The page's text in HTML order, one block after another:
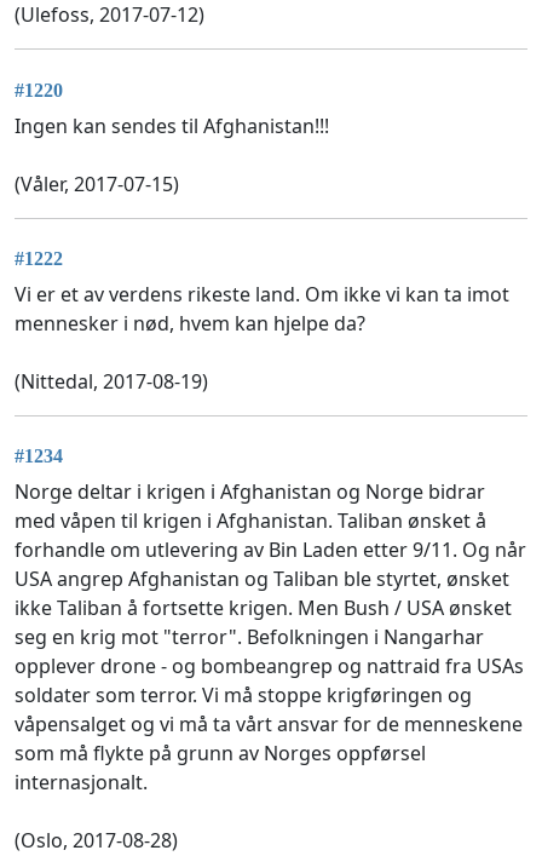
(Ulefoss, 2017-07-12)
#1220
Ingen kan sendes til Afghanistan!!!
(Våler, 2017-07-15)
#1222
Vi er et av verdens rikeste land. Om ikke vi kan ta imot
mennesker i nød, hvem kan hjelpe da?
(Nittedal, 2017-08-19)
#1234
Norge deltar i krigen i Afghanistan og Norge bidrar
med våpen til krigen i Afghanistan. Taliban ønsket å
forhandle om utlevering av Bin Laden etter 9/11. Og når
USA angrep Afghanistan og Taliban ble styrtet, ønsket
ikke Taliban å fortsette krigen. Men Bush / USA ønsket
seg en krig mot "terror". Befolkningen i Nangarhar
opplever drone - og bombeangrep og nattraid fra USAs
soldater som terror. Vi må stoppe krigføringen og
våpensalget og vi må ta vårt ansvar for de menneskene
som må flykte på grunn av Norges oppførsel
internasjonalt.
(Oslo, 2017-08-28)